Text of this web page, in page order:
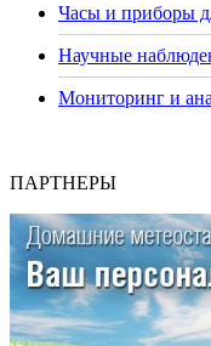
Часы и приборы
Научные
Мониторинг и
ПАРТНЕРЫ